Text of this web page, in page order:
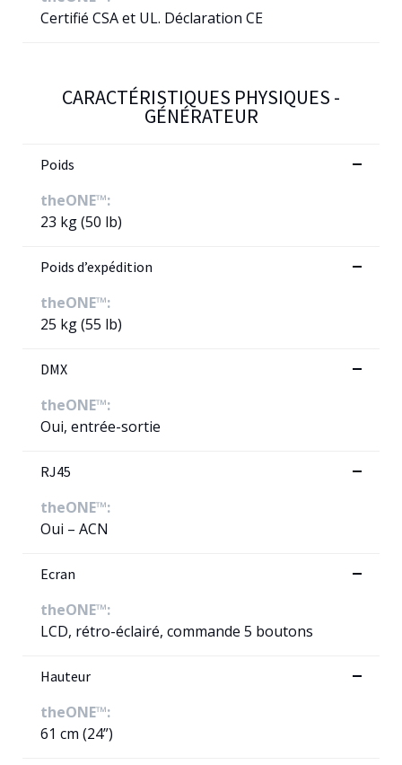
Certifié CSA et UL. Déclaration CE
CARACTÉRISTIQUES PHYSIQUES -
GÉNÉRATEUR
Poids
theONE™:
23 kg (50 lb)
Poids d’expédition
theONE™:
25 kg (55 lb)
DMX
theONE™:
Oui, entrée-sortie
RJ45
theONE™:
Oui – ACN
Ecran
theONE™:
LCD, rétro-éclairé, commande 5 boutons
Hauteur
theONE™:
61 cm (24”)